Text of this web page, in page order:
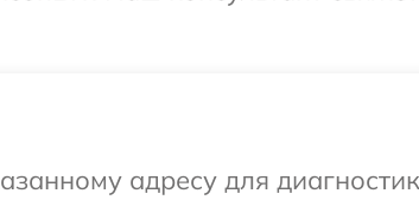
адресу для